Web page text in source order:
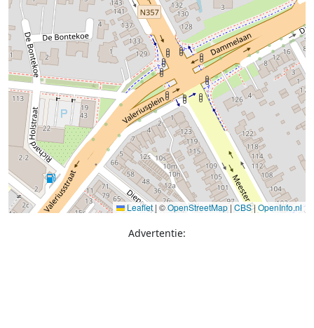
Leaflet | ©OpenStreetMap | CBS| OpenInfo.nl
Advertentie: